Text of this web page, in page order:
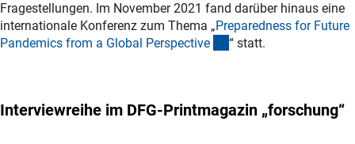
Fragestellungen. Im November 2021 fand darüber hinaus eine
internationale Konferenz zum Thema „Preparedness for Future
Pandemics from a Global Perspective (interner Link)
“ statt.
Interviewreihe im DFG-Printmagazin „forschung“